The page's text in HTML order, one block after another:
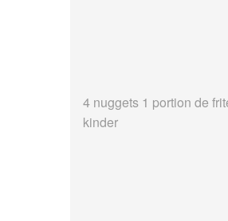
4 nuggets 1 portion de
kinder